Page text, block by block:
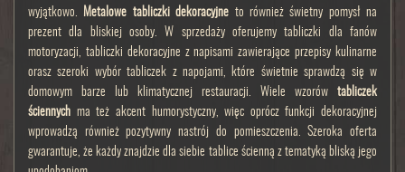
wyjątkowo.
Metalowe tabliczki dekoracyjne to również świetny pomysł na
prezent dla bliskiej osoby. W sprzedaży oferujemy tabliczki dla fanów
motoryzacji, tabliczki dekoracyjne z napisami zawierające przepisy kulinarne
orasz szeroki wybór tabliczek z napojami, które świetnie sprawdzą się w
domowym barze lub klimatycznej restauracji. Wiele wzorów tabliczek
ściennych ma też akcent humorystyczny, więc oprócz funkcji dekoracyjnej
wprowadzą również pozytywny nastrój do pomieszczenia. Szeroka oferta
gwarantuje, że każdy znajdzie dla siebie tablice ścienną z tematyką bliską jego